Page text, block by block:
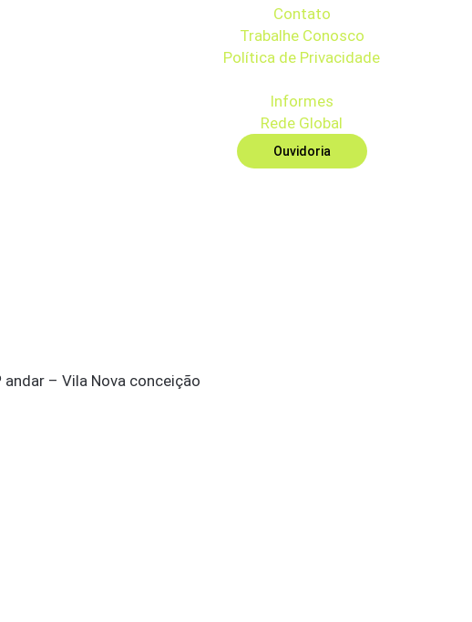
Contato
Trabalhe Conosco
Política de Privacidade
Informes
Rede Global
Ouvidoria
– Vila Nova conceição